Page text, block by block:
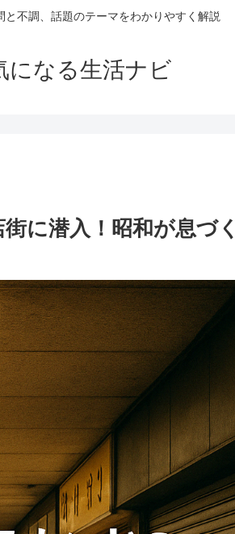
と不調、話題のテーマをわかりやすく解説
になる生活ナビ
に潜入！昭和が息づく